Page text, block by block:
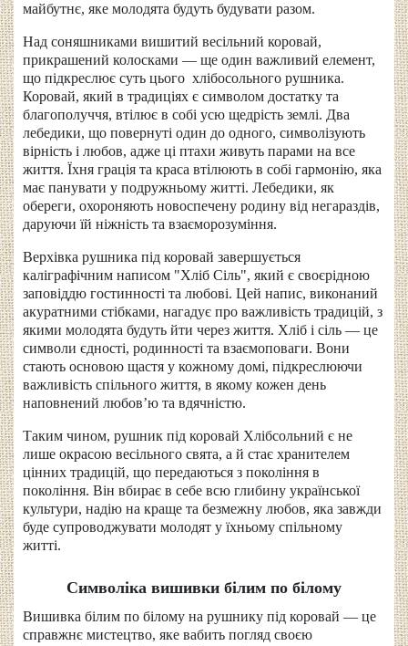
майбутнє, яке молодята будуть будувати разом.
Над соняшниками вишитий весільний коровай,
прикрашений колосками — ще один важливий елемент,
що підкреслює суть цього хлібосольного рушника.
Коровай, який в традиціях є символом достатку та
благополуччя, втілює в собі усю щедрість землі. Два
лебедики, що повернуті один до одного, символізують
вірність і любов, адже ці птахи живуть парами на все
життя. Їхня грація та краса втілюють в собі гармонію, яка
має панувати у подружньому житті. Лебедики, як
обереги, охороняють новоспечену родину від негараздів,
даруючи їй ніжність та взаєморозуміння.
Верхівка рушника під коровай завершується
каліграфічним написом "Хліб Сіль", який є своєрідною
заповіддю гостинності та любові. Цей напис, виконаний
акуратними стібками, нагадує про важливість традицій, з
якими молодята будуть йти через життя. Хліб і сіль — це
символи єдності, родинності та взаємоповаги. Вони
стають основою щастя у кожному домі, підкреслюючи
важливість спільного життя, в якому кожен день
наповнений любов’ю та вдячністю.
Таким чином, рушник під коровай Хлібсольний є не
лише окрасою весільного свята, а й стає хранителем
цінних традицій, що передаються з покоління в
покоління. Він вбирає в себе всю глибину української
культури, надію на краще та безмежну любов, яка завжди
буде супроводжувати молодят у їхньому спільному
житті.
Символіка вишивки білим по білому
Вишивка білим по білому на рушнику під коровай — це
справжнє мистецтво, яке вабить погляд своєю